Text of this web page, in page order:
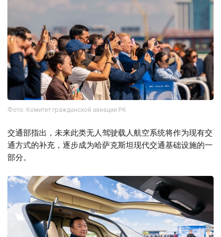
Фото: Комитет гражданской авиации РК
交通部指出，未来此类无人驾驶载人航空系统将作为现有交
通方式的补充，逐步成为哈萨克斯坦现代交通基础设施的一
部分。